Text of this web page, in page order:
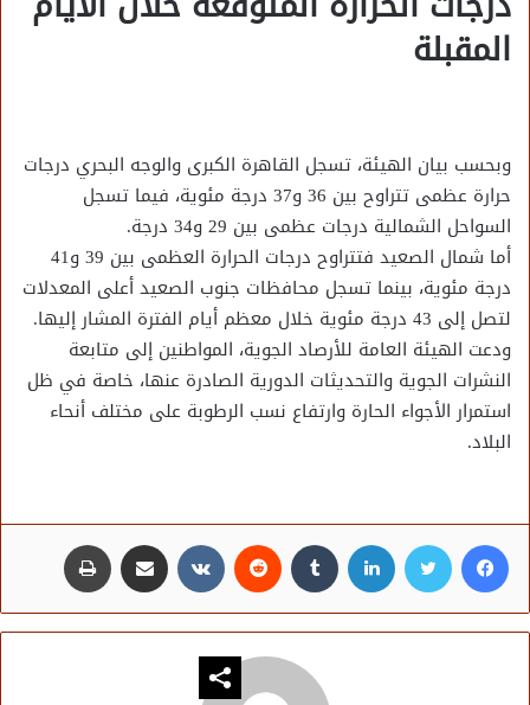
المقبلة
وبحسب بيان الهيئة، تسجل القاهرة الكبرى والوجه البحري درجات
حرارة عظمى تتراوح بين 36 و37 درجة مئوية، فيما تسجل
السواحل الشمالية درجات عظمى بين 29 و34 درجة.
أما شمال الصعيد فتتراوح درجات الحرارة العظمى بين 39 و41
درجة مئوية، بينما تسجل محافظات جنوب الصعيد أعلى المعدلات
لتصل إلى 43 درجة مئوية خلال معظم أيام الفترة المشار إليها.
ودعت الهيئة العامة للأرصاد الجوية، المواطنين إلى متابعة
النشرات الجوية والتحديثات الدورية الصادرة عنها، خاصة في ظل
استمرار الأجواء الحارة وارتفاع نسب الرطوبة على مختلف أنحاء
البلاد.
فيسبوك تويتر لينكدإن مشاركة عبر البريد